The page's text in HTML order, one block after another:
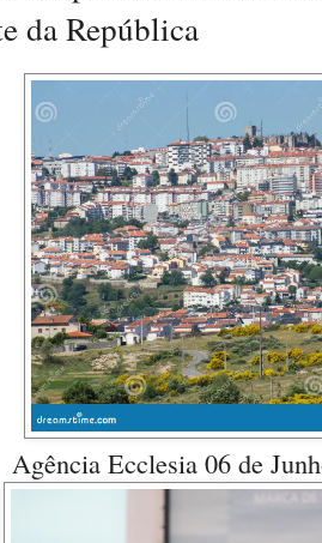
da República
Agência Ecclesia 06 de